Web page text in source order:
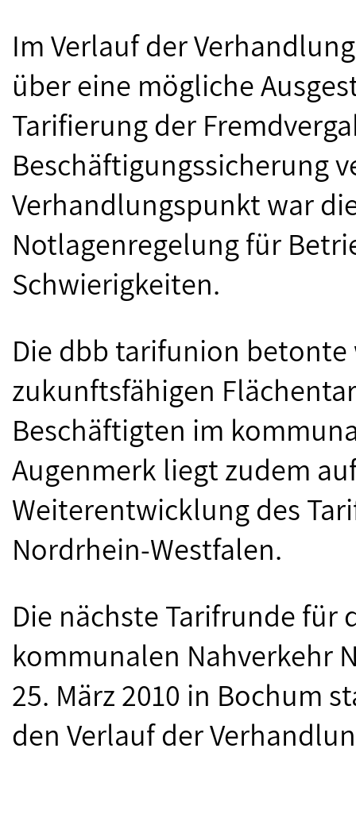
Im Verlauf der
über eine mögliche
Tarifierung der
Beschäftigungssicherung
Verhandlungspunkt war
Notlagenregelung für
Schwierigkeiten.
Die dbb tarifunion
zukunftsfähigen
Beschäftigten im
Augenmerk liegt zudem
Weiterentwicklung des
Nordrhein-Westfalen.
Die nächste Tarifrunde für
kommunalen Nahverkehr
25. März 2010 in Bochum
den Verlauf der